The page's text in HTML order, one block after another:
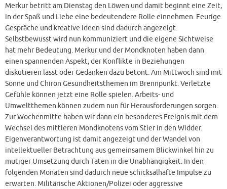
Merkur betritt am Dienstag den Löwen und damit beginnt eine Zeit,
in der Spaß und Liebe eine bedeutendere Rolle einnehmen. Feurige
Gespräche und kreative Ideen sind dadurch angezeigt.
Selbstbewusst wird nun kommuniziert und die eigene Sichtweise
hat mehr Bedeutung. Merkur und der Mondknoten haben dann
einen spannenden Aspekt, der Konflikte in Beziehungen
diskutieren lässt oder Gedanken dazu betont. Am Mittwoch sind mit
Sonne und Chiron Gesundheitsthemen im Brennpunkt. Verletzte
Gefühle können jetzt eine Rolle spielen. Arbeits- und
Umweltthemen können zudem nun für Herausforderungen sorgen.
Zur Wochenmitte haben wir dann ein besonderes Ereignis mit dem
Wechsel des mittleren Mondknotens vom Stier in den Widder.
Eigenverantwortung ist damit angezeigt und der Wandel von
intellektueller Betrachtung aus gemeinsamem Blickwinkel hin zu
mutiger Umsetzung durch Taten in die Unabhängigkeit. In den
folgenden Monaten sind dadurch neue schicksalhafte Impulse zu
erwarten. Militärische Aktionen/Polizei oder aggressive